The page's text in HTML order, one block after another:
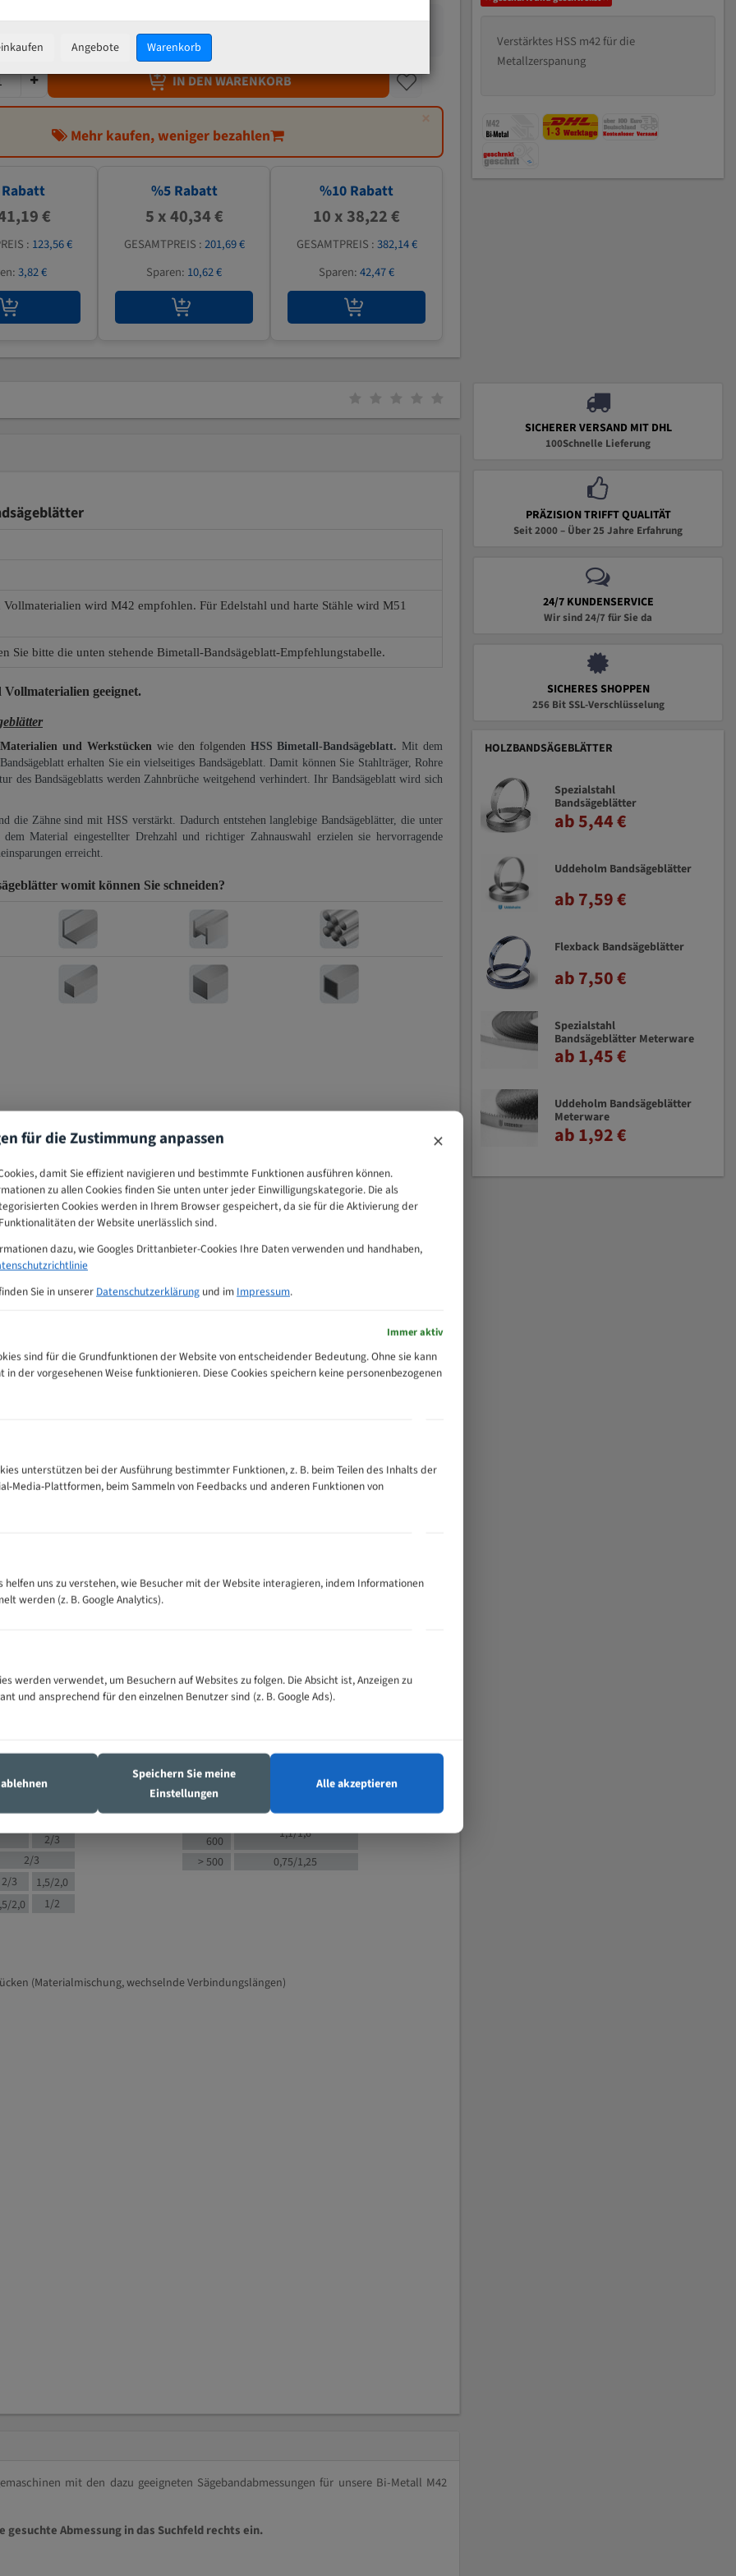
42,46 €
zzgl.Versandkosten
IN DEN WARENKORB
×
Mehr kaufen, weniger bezahlen
€
: 123,56 €
3,82 €
%5Rabatt
5 x 40,34 €
GESAMTPREIS :201,69 €
Sparen: 10,62 €
%10 Rabatt
10 x 38,22 €
GESAMTPREIS :382,14 €
Sparen:42,47 €
Verstärktes HSS m42 für die
Metallzerspanung
wird M42 empfohlen. Für Edelstahl und harte Stähle wird M51
Sie bitte die unten stehende Bimetall-Bandsägeblatt-Empfehlungstabelle.
geeignet.
und Werkstücken wie den folgenden HSS Bimetall-Bandsägeblatt. Mit dem
erhalten Sie ein vielseitiges Bandsägeblatt. Damit können Sie Stahlträger, Rohre
des Bandsägeblatts werden Zahnbrüche weitgehend verhindert. Ihr Bandsägeblatt wird sich
die Zähne sind mit HSS verstärkt. Dadurch entstehen langlebige Bandsägeblätter, die unter
Material eingestellter Drehzahl und richtiger Zahnauswahl erzielen sie hervorragende
erreicht.
womit können Sie schneiden?
Zahnempfehlungs-Tabelle
300
500
4/6
4/6
4/5
4/5
2/3
2/3
2/3
1,5/2,0
2,0 1/2
M (mm)
Zähne pro
Zoll (ZpZ))
35 - 70
5/8
130 -
350
150 -
600
1,1/1,6
> 500
0,75/1,25
(Materialmischung, wechselnde Verbindungslängen)
mit den dazu geeigneten Sägebandabmessungen für unsere Bi-Metall M42
Abmessung in das Suchfeld rechts ein.
SICHERER VERSAND MIT DHL
100Schnelle Lieferung
PRÄZISION TRIFFT QUALITÄT
Seit 2000 – Über 25 Jahre Erfahrung
24/7 KUNDENSERVICE
Wir sind 24/7 für Sie da
SICHERES SHOPPEN
256 Bit SSL-Verschlüsselung
HOLZBANDSÄGEBLÄTTER
Spezialstahl
Bandsägeblätter
ab 5,44 €
Uddeholm Bandsägeblätter
ab 7,59 €
Flexback Bandsägeblätter
ab 7,50 €
Spezialstahl
Bandsägeblätter Meterware
ab 1,45 €
Uddeholm Bandsägeblätter
Meterware
ab 1,92 €
Angebote Warenkorb
für die Zustimmung anpassen ×
damit Sie effizient navigieren und bestimmte Funktionen ausführen können.
zu allen Cookies finden Sie unten unter jeder Einwilligungskategorie. Die als
Cookies werden in Ihrem Browser gespeichert, da sie für die Aktivierung der
der Website unerlässlich sind.
dazu, wie Googles Drittanbieter-Cookies Ihre Daten verwenden und handhaben,
Sie in unserer Datenschutzerklärung und im Impressum.
Immer aktiv
sind für die Grundfunktionen der Website von entscheidender Bedeutung. Ohne sie kann
in der vorgesehenen Weise funktionieren. Diese Cookies speichern keine personenbezogenen
unterstützen bei der Ausführung bestimmter Funktionen, z. B. beim Teilen des Inhalts der
Media-Plattformen, beim Sammeln von Feedbacks und anderen Funktionen von
helfen uns zu verstehen, wie Besucher mit der Website interagieren, indem Informationen
werden (z. B. Google Analytics).
werden verwendet, um Besuchern auf Websites zu folgen. Die Absicht ist, Anzeigen zu
und ansprechend für den einzelnen Benutzer sind (z. B. Google Ads).
Speichern Sie meine
Einstellungen
Alle akzeptieren